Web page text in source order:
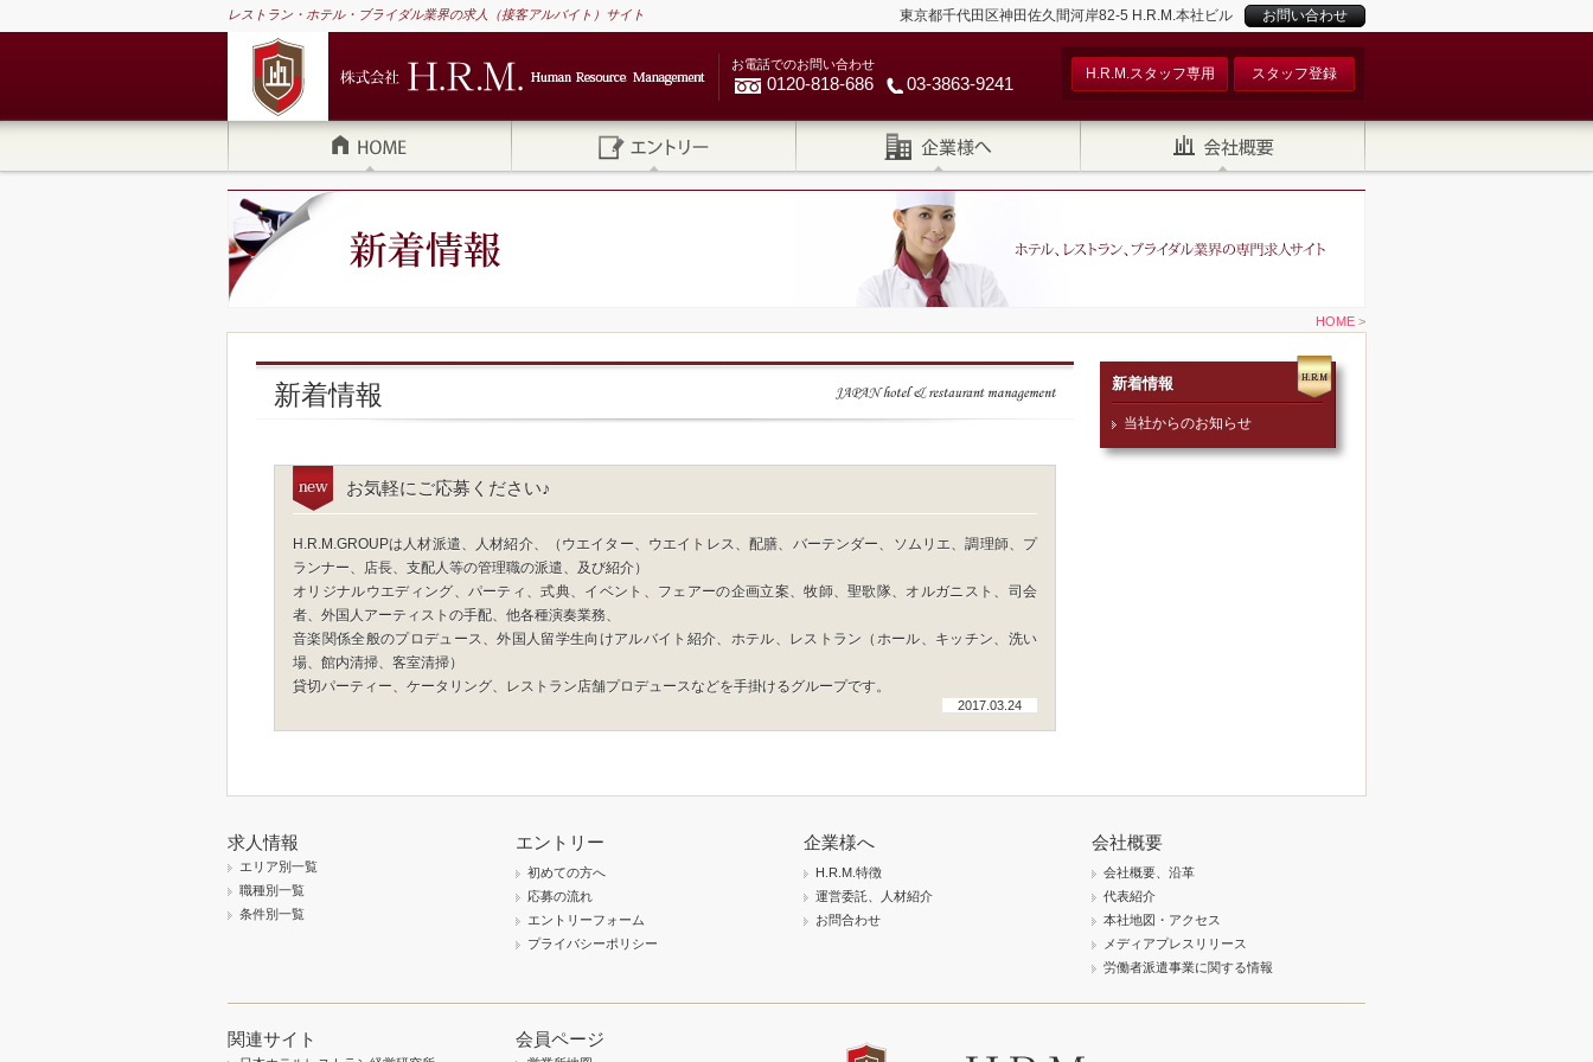
レストラン・ホテル・ブライダル業界の求人（接客アルバイト）サイト 東京都千代田区神田佐久間河岸82-5 H.R.M.本社ビル お問い合わせ
お電話でのお問い合わせ
0120-818-686 03-3863-9241 H.R.M.スタッフ専用 スタッフ登録
HOME >
新着情報
お気軽にご応募ください♪
H.R.M.GROUPは人材派遣、人材紹介、（ウエイター、ウエイトレス、配膳、バーテンダー、ソムリエ、調理師、プ
ランナー、店長、支配人等の管理職の派遣、及び紹介）
オリジナルウエディング、パーティ、式典、イベント、フェアーの企画立案、牧師、聖歌隊、オルガニスト、司会
者、外国人アーティストの手配、他各種演奏業務、
音楽関係全般のプロデュース、外国人留学生向けアルバイト紹介、ホテル、レストラン（ホール、キッチン、洗い
場、館内清掃、客室清掃）
貸切パーティー、ケータリング、レストラン店舗プロデュースなどを手掛けるグループです。
2017.03.24
新着情報
当社からのお知らせ
求人情報
エリア別一覧
職種別一覧
条件別一覧
エントリー
初めての方へ
応募の流れ
エントリーフォーム
プライバシーポリシー
企業様へ
H.R.M.特徴
運営委託、人材紹介
お問合わせ
会社概要
会社概要、沿革
代表紹介
本社地図・アクセス
メディアプレスリリース
労働者派遣事業に関する情報
関連サイト 会員ページ